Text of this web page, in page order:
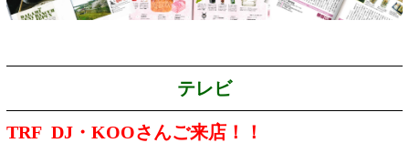
テレビ
TRF DJ・KOOさんご来店！！